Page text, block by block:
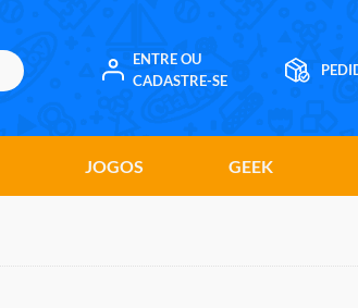
ENTRE OU
CADASTRE-SE
JOGOS GEEK